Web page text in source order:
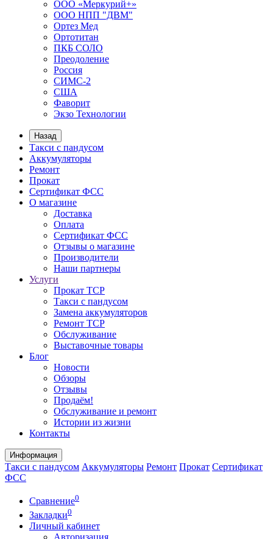
ООО «Меркурий+»
ООО НПП "ДВМ"
Ортез Мед
Ортотитан
ПКБ СОЛО
Преодоление
Россия
СИМС-2
США
Фаворит
Экзо Технологии
Назад
Такси с пандусом
Аккумуляторы
Ремонт
Прокат
Сертификат ФСС
О магазине
Доставка
Оплата
Сертификат ФСС
Отзывы о магазине
Производители
Наши партнеры
Услуги
Прокат ТСР
Такси с пандусом
Замена аккумуляторов
Ремонт ТСР
Обслуживание
Выставочные товары
Блог
Новости
Обзоры
Отзывы
Продаём!
Обслуживание и ремонт
Истории из жизни
Контакты
Информация
Такси с пандусом Аккумуляторы Ремонт Прокат Сертификат
ФСС
Сравнение0
Закладки0
Личный кабинет
Авторизация